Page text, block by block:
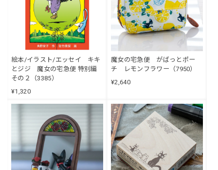
絵本/イラスト/エッセイ キキ
とジジ 魔女の宅急便 特別編
その２（3385）
¥1,320
魔女の宅急便 がばっとポー
チ レモンフラワー（7950）
¥2,640